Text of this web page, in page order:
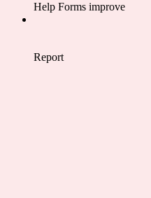
Help Forms improve
Report